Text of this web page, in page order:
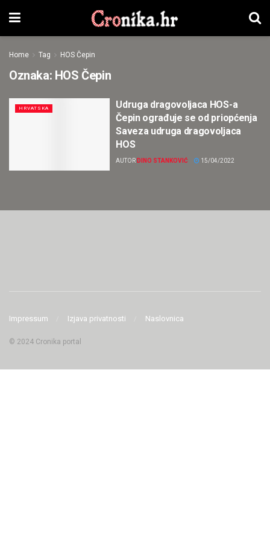
Home Tag HOS Čepin
Oznaka: HOS Čepin
HRVATSKA
Udruga dragovoljaca HOS-a
Čepin ograđuje se od priopćenja
Saveza udruga dragovoljaca
HOS
AUTOR DINO STANKOVIĆ 15/04/2022
Impressum Izjava privatnosti Naslovnica
© 2024 Cronika portal